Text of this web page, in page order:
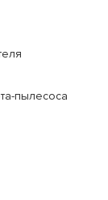
пылесоса